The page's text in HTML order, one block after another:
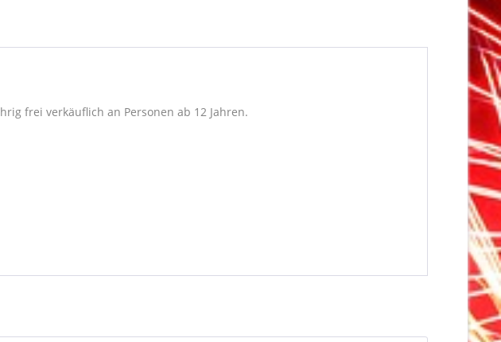
frei verkäuflich an Personen ab 12 Jahren.